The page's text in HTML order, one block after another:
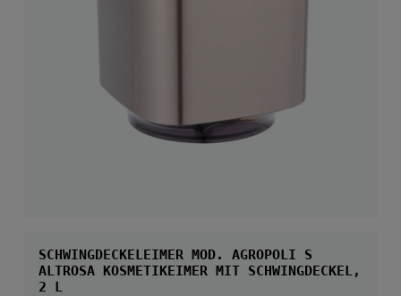
SCHWINGDECKELEIMER MOD. AGROPOLI S
ALTROSA KOSMETIKEIMER MIT SCHWINGDECKEL,
2 L